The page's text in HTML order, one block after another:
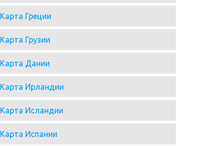
Карта Греции
Карта Грузии
Карта Дании
Карта Ирландии
Карта Исландии
Карта Испании